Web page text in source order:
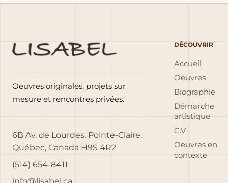
Oeuvres originales, projets sur
mesure et rencontres privées.
6B Av. de Lourdes, Pointe-Claire,
Québec, Canada H9S 4R2
(514) 654-8411
info@lisabel.ca
DÉCOUVRIR
Accueil
Oeuvres
Biographie
Démarche
artistique
C.V.
Oeuvres en
contexte